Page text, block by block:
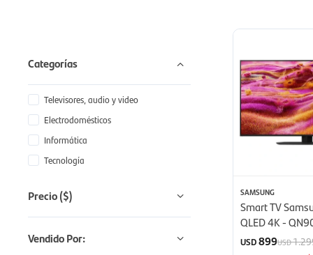
SAMSUNG
Smart TV
QLED 4K -
(2025)
USD899USD
Categorías
Televisores, audio y video
Electrodomésticos
Informática
Tecnología
Precio($)
Vendido Por: